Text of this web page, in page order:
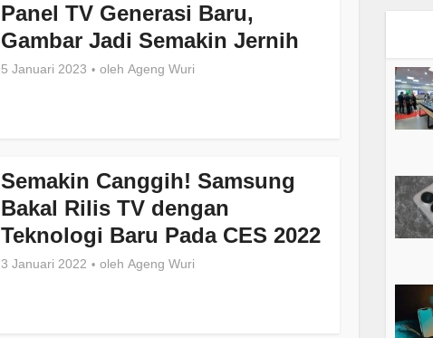
Panel TV Generasi Baru,
Gambar Jadi Semakin Jernih
5 Januari 2023 oleh Ageng Wuri
Semakin Canggih! Samsung
Bakal Rilis TV dengan
Teknologi Baru Pada CES 2022
3 Januari 2022 oleh Ageng Wuri